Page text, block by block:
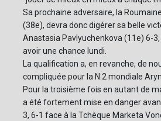
Sa prochaine adversaire, la
(38e), devra donc digérer sa belle
Anastasia Pavlyuchenkova (11e) 6-
avoir une chance lundi.
La qualification a, en revanche, de
compliquée pour la N.2 mondiale
Pour la troisième fois en autant de
a été fortement mise en danger
3, 6-1 face à la Tchèque Marketa